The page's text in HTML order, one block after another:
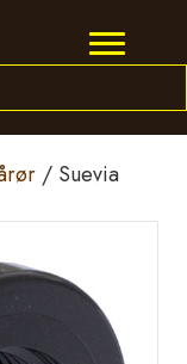
/ Suevia